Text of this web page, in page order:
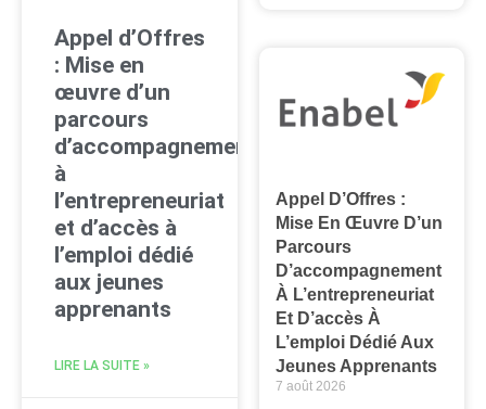
Appel d’Offres
: Mise en
œuvre d’un
parcours
d’accompagnement
à
l’entrepreneuriat
et d’accès à
l’emploi dédié
aux jeunes
apprenants
LIRE LA SUITE »
Appel D’Offres :
Mise En Œuvre D’un
Parcours
D’accompagnement
À L’entrepreneuriat
Et D’accès À
L’emploi Dédié Aux
Jeunes Apprenants
7 août 2026